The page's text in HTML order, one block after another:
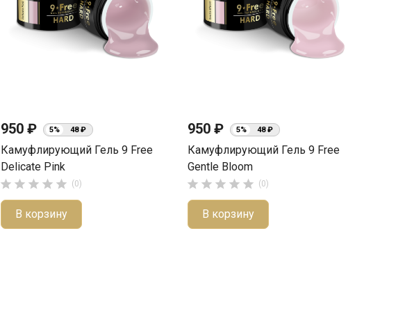
950 ₽ 5% 48 ₽
Камуфлирующий Гель 9 Free
Delicate Pink
     (0)
В корзину
950 ₽ 5% 48 ₽
Камуфлирующий Гель 9 Free
Gentle Bloom
     (0)
В корзину